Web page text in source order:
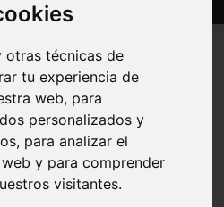
otras técnicas de
tu experiencia de
web, para
personalizados y
para analizar el
y para comprender
visitantes.
IMPRIMIR
VER OTRO GRUPO